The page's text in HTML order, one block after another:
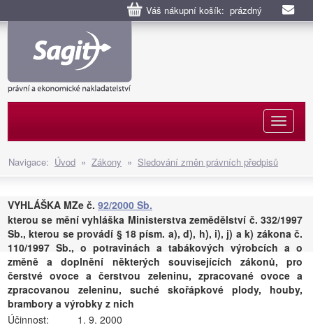
Váš nákupní košík: prázdný
Navigace: Úvod » Zákony » Sledování změn právních předpisů
VYHLÁŠKA MZe č. 92/2000 Sb.
kterou se mění vyhláška Ministerstva zemědělství č. 332/1997
Sb., kterou se provádí § 18 písm. a), d), h), i), j) a k) zákona č.
110/1997 Sb., o potravinách a tabákových výrobcích a o
změně a doplnění některých souvisejících zákonů, pro
čerstvé ovoce a čerstvou zeleninu, zpracované ovoce a
zpracovanou zeleninu, suché skořápkové plody, houby,
brambory a výrobky z nich
Účinnost:
1. 9. 2000